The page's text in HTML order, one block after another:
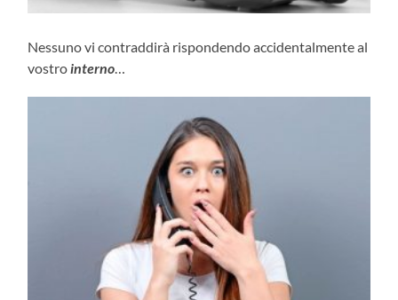
Nessuno vi contraddirà rispondendo accidentalmente al
vostrointerno…